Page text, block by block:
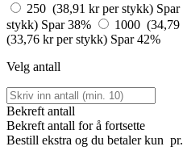
250 (38,91 kr per stykk)
stykk) Spar 38% 1000 (34,79
(33,76 kr per stykk) Spar 42%
Velg antall
Bekreft antall
Bekreft antall for å fortsette
Bestill ekstra og du betaler kun